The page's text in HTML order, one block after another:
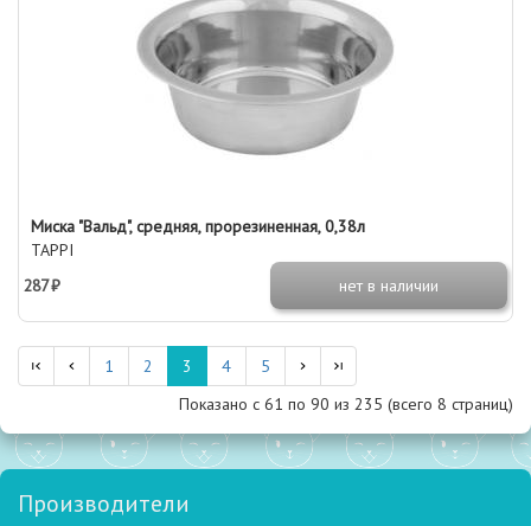
Миска "Вальд", средняя, прорезиненная, 0,38л
TAPPI
287 ₽
нет в наличии
1 2 3 4
5
Показано с 61 по 90 из 235 (всего 8 страниц)
Производители